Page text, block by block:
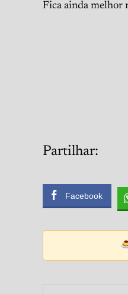
Fica ainda melhor
Partilhar:
Facebook